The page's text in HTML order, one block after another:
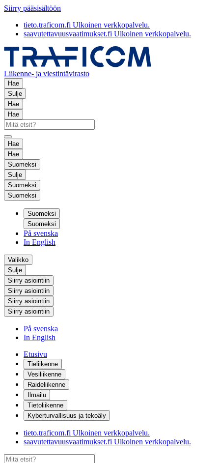
Siirry pääsisältöön
tieto.traficom.fi Ulkoinen verkkopalvelu.
saavutettavuusvaatimukset.fi Ulkoinen verkkopalvelu.
Liikenne- ja viestintävirasto
Hae
Sulje
Hae
Hae
Hae
Hae
Suomeksi
Sulje
Suomeksi
Suomeksi
Suomeksi
Suomeksi
På svenska
In English
Valikko
Sulje
Siirry asiointiin
Siirry asiointiin
Siirry asiointiin
Siirry asiointiin
På svenska
In English
Etusivu
Tieliikenne
Vesiliikenne
Raideliikenne
Ilmailu
Tietoliikenne
Kyberturvallisuus ja tekoäly
tieto.traficom.fi Ulkoinen verkkopalvelu.
saavutettavuusvaatimukset.fi Ulkoinen verkkopalvelu.